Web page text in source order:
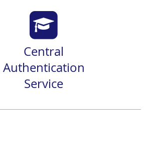
Central
Authentication
Service